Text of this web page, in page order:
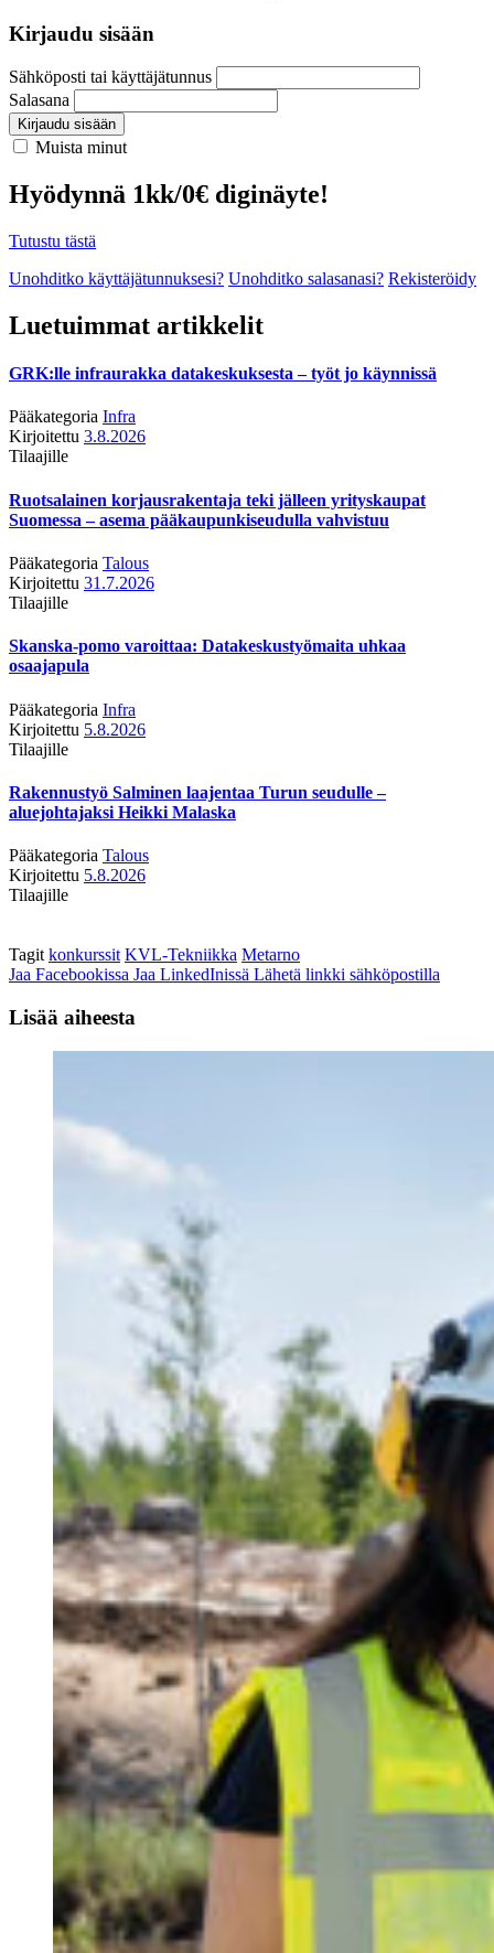
Kirjaudu sisään
Sähköposti tai käyttäjätunnus
Salasana
Kirjaudu sisään
Muista minut
Hyödynnä 1kk/0€ diginäyte!
Tutustu tästä
Unohditko käyttäjätunnuksesi? Unohditko salasanasi? Rekisteröidy
Luetuimmat artikkelit
GRK:lle infraurakka datakeskuksesta – työt jo käynnissä
Pääkategoria Infra
Kirjoitettu 3.8.2026
Tilaajille
Ruotsalainen korjausrakentaja teki jälleen yrityskaupat
Suomessa – asema pääkaupunkiseudulla vahvistuu
Pääkategoria Talous
Kirjoitettu 31.7.2026
Tilaajille
Skanska-pomo varoittaa: Datakeskustyömaita uhkaa
osaajapula
Pääkategoria Infra
Kirjoitettu 5.8.2026
Tilaajille
Rakennustyö Salminen laajentaa Turun seudulle –
aluejohtajaksi Heikki Malaska
Pääkategoria Talous
Kirjoitettu 5.8.2026
Tilaajille
Tagit konkurssit KVL-Tekniikka Metarno
Jaa Facebookissa Jaa LinkedInissä Lähetä linkki sähköpostilla
Lisää aiheesta